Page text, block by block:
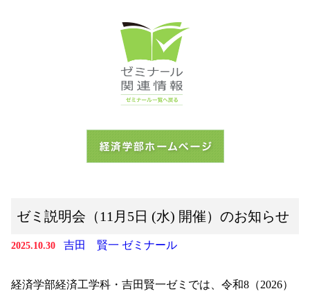
ゼミ説明会（11月5日 (水) 開催）のお知らせ
2025.10.30 吉田 賢一 ゼミナール
経済学部経済工学科・吉田賢一ゼミでは、令和8（2026）